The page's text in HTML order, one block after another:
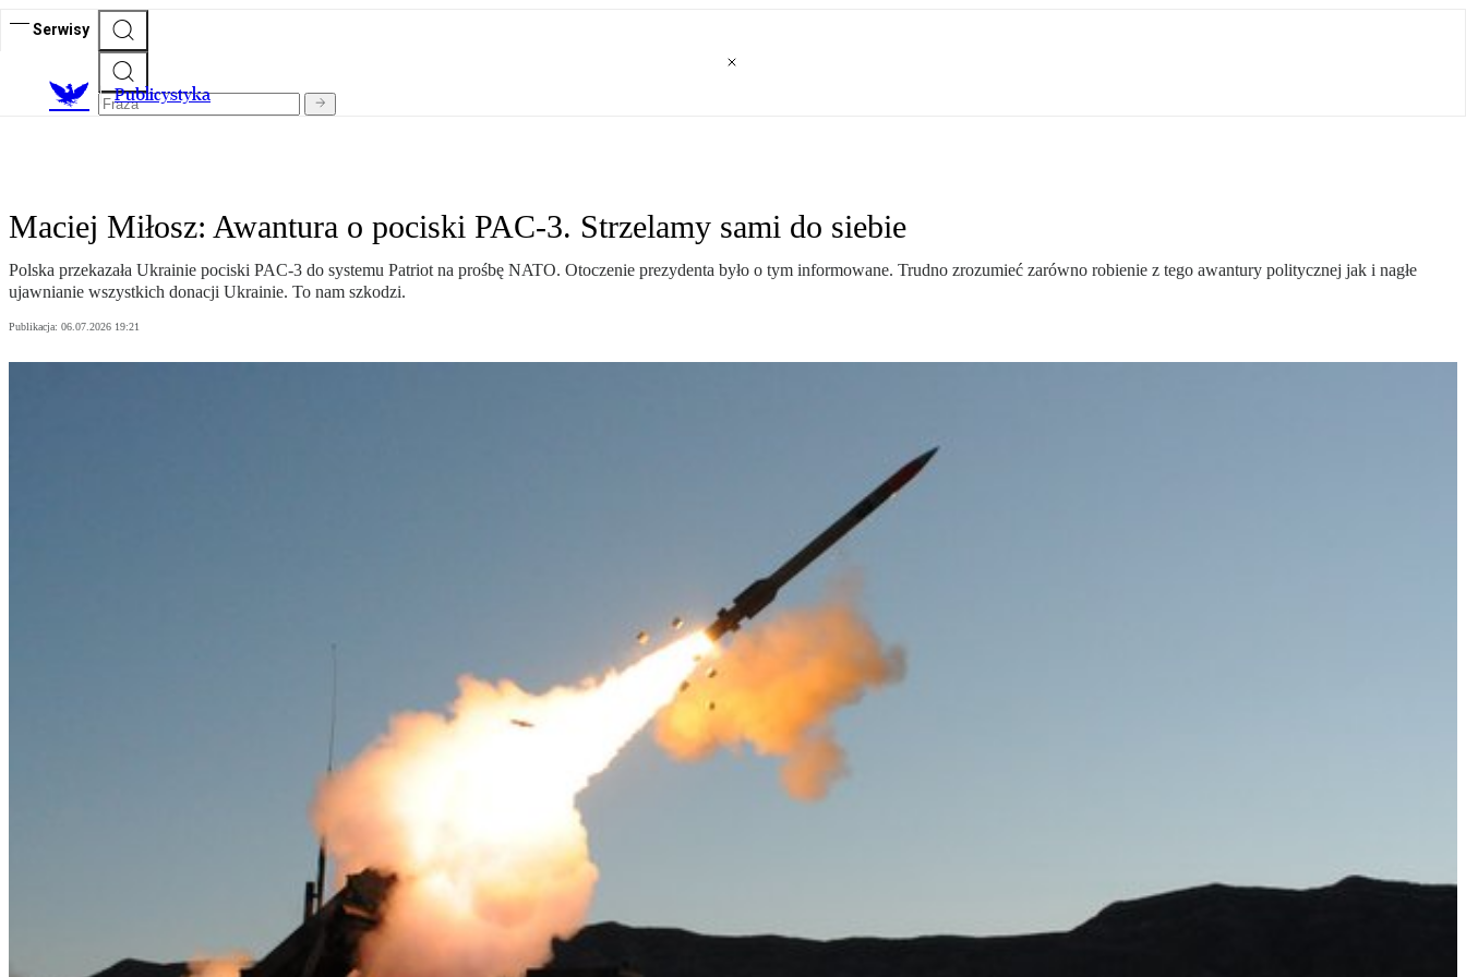
Serwisy
Publicystyka
Maciej Miłosz: Awantura o pociski PAC-3. Strzelamy sami do siebie
Polska przekazała Ukrainie pociski PAC-3 do systemu Patriot na prośbę NATO. Otoczenie prezydenta było o tym informowane. Trudno zrozumieć zarówno robienie z tego awantury politycznej jak i nagłe
ujawnianie wszystkich donacji Ukrainie. To nam szkodzi.
Publikacja: 06.07.2026 19:21